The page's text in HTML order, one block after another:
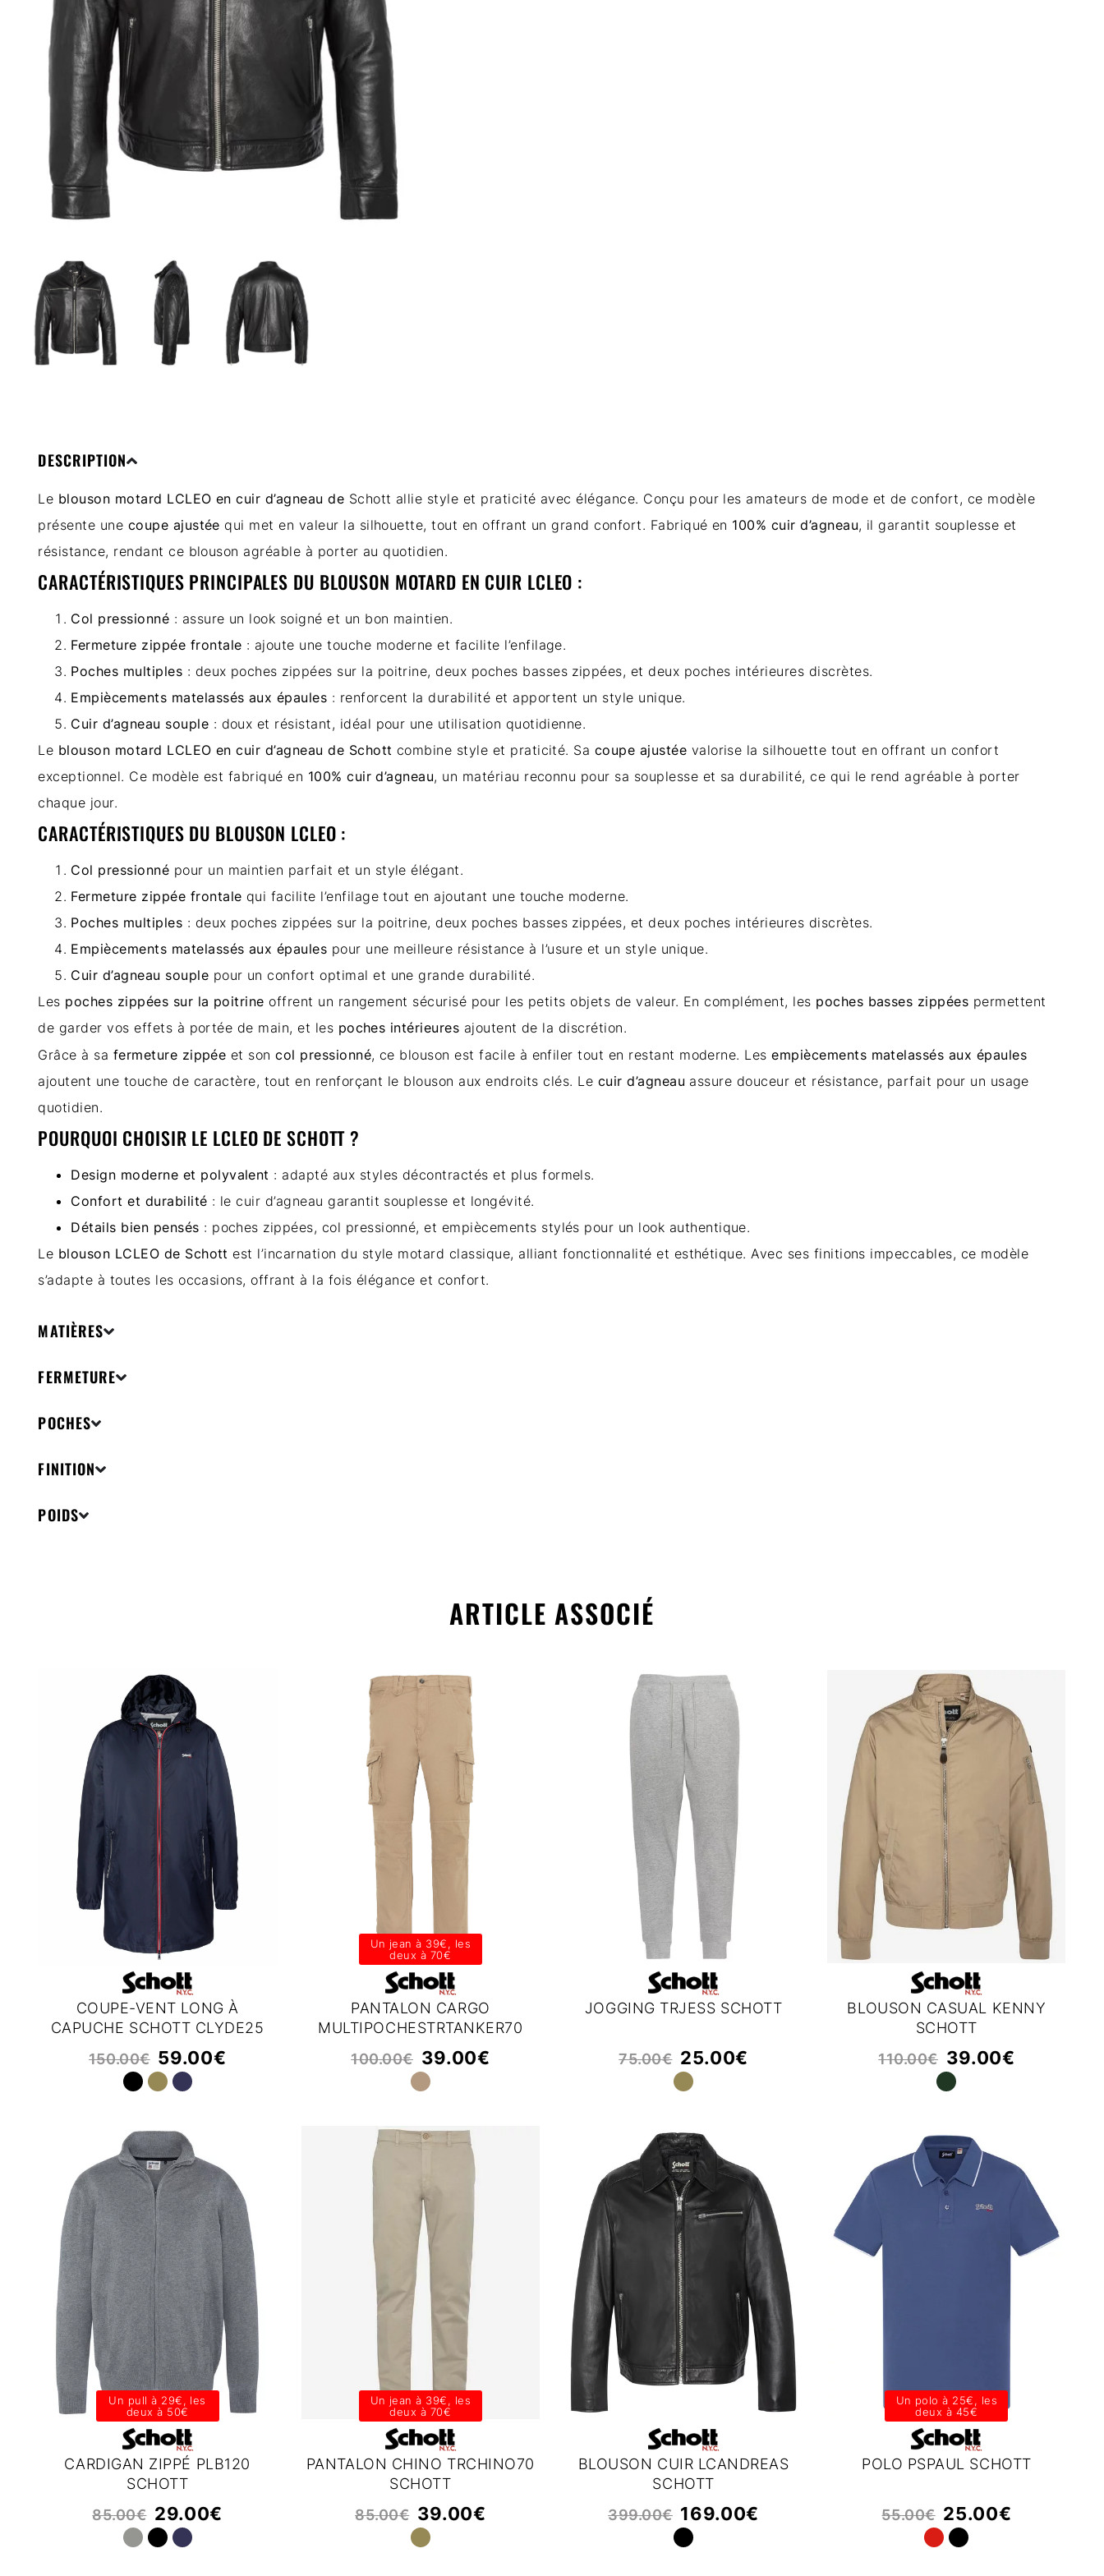
DESCRIPTION
Le blouson motard LCLEO en cuir d’agneau de Schott allie style et praticité avec élégance. Conçu pour les amateurs de mode et de confort, ce modèle
présente une coupe ajustée qui met en valeur la silhouette, tout en offrant un grand confort. Fabriqué en 100% cuir d’agneau, il garantit souplesse et
résistance, rendant ce blouson agréable à porter au quotidien.
CARACTÉRISTIQUES PRINCIPALES DU BLOUSON MOTARD EN CUIR LCLEO :
Col pressionné : assure un look soigné et un bon maintien.
Fermeture zippée frontale : ajoute une touche moderne et facilite l’enfilage.
Poches multiples : deux poches zippées sur la poitrine, deux poches basses zippées, et deux poches intérieures discrètes.
Empiècements matelassés aux épaules : renforcent la durabilité et apportent un style unique.
Cuir d’agneau souple : doux et résistant, idéal pour une utilisation quotidienne.
Le blouson motard LCLEO en cuir d’agneau de Schott combine style et praticité. Sa coupe ajustée valorise la silhouette tout en offrant un confort
exceptionnel. Ce modèle est fabriqué en 100% cuir d’agneau, un matériau reconnu pour sa souplesse et sa durabilité, ce qui le rend agréable à porter
chaque jour.
CARACTÉRISTIQUES DU BLOUSON LCLEO :
Col pressionné pour un maintien parfait et un style élégant.
Fermeture zippée frontale qui facilite l’enfilage tout en ajoutant une touche moderne.
Poches multiples : deux poches zippées sur la poitrine, deux poches basses zippées, et deux poches intérieures discrètes.
Empiècements matelassés aux épaules pour une meilleure résistance à l’usure et un style unique.
Cuir d’agneau souple pour un confort optimal et une grande durabilité.
Les poches zippées sur la poitrine offrent un rangement sécurisé pour les petits objets de valeur. En complément, les poches basses zippées permettent
de garder vos effets à portée de main, et les poches intérieures ajoutent de la discrétion.
Grâce à sa fermeture zippée et soncol pressionné, ce blouson est facile à enfiler tout en restant moderne. Lesempiècements matelassés aux épaules
ajoutent une touche de caractère, tout en renforçant le blouson aux endroits clés. Le cuir d’agneau assure douceur et résistance, parfait pour un usage
quotidien.
POURQUOI CHOISIR LE LCLEO DE SCHOTT ?
Design moderne et polyvalent : adapté aux styles décontractés et plus formels.
Confort et durabilité : le cuir d’agneau garantit souplesse et longévité.
Détails bien pensés : poches zippées, col pressionné, et empiècements stylés pour un look authentique.
Le blouson LCLEO de Schott est l’incarnation du style motard classique, alliant fonctionnalité et esthétique. Avec ses finitions impeccables, ce modèle
s’adapte à toutes les occasions, offrant à la fois élégance et confort.
MATIÈRES
FERMETURE
POCHES
FINITION
POIDS
ARTICLE ASSOCIÉ
COUPE-VENT LONG À
CAPUCHE SCHOTT CLYDE25
150.00€ 59.00€
Un jean à 39€, les
deux à 70€
PANTALON CARGO
MULTIPOCHESTRTANKER70
SCHOTT
100.00€ 39.00€
JOGGING TRJESS SCHOTT
75.00€ 25.00€
BLOUSON CASUAL KENNY
SCHOTT
110.00€ 39.00€
Un pull à 29€, les
deux à 50€
CARDIGAN ZIPPÉ PLB120
SCHOTT
85.00€ 29.00€
Un jean à 39€, les
deux à 70€
PANTALON CHINO TRCHINO70
SCHOTT
85.00€ 39.00€
BLOUSON CUIR LCANDREAS
SCHOTT
399.00€ 169.00€
Un polo à 25€, les
deux à 45€
POLO PSPAUL SCHOTT
55.00€ 25.00€